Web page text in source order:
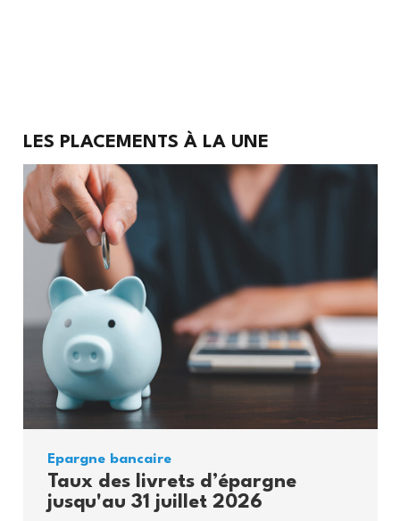
Placements
LES PLACEMENTS À LA UNE
Epargne bancaire
Taux des livrets d’épargne
jusqu'au 31 juillet 2026